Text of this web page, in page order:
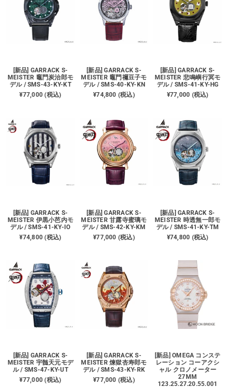
[新品] GARRACK S-
MEISTER 竈門炭治郎モ
デル / SMS-43-KY-KT
¥77,000 (税込)
[新品] GARRACK S-
MEISTER 竈門禰󠄀豆子モ
デル / SMS-40-KY-KN
¥74,800 (税込)
[新品] GARRACK S-
MEISTER 悲鳴嶼行冥モ
デル / SMS-41-KY-HG
¥77,000 (税込)
[新品] GARRACK S-
MEISTER 伊黒小芭内モ
デル / SMS-41-KY-IO
¥74,800 (税込)
[新品] GARRACK S-
MEISTER 甘露寺蜜璃モ
デル / SMS-42-KY-KM
¥77,000 (税込)
[新品] GARRACK S-
MEISTER 時透無一郎モ
デル / SMS-41-KY-TM
¥74,800 (税込)
[新品] GARRACK S-
MEISTER 宇髄天元モデ
ル / SMS-47-KY-UT
¥77,000 (税込)
[新品] GARRACK S-
MEISTER 煉󠄁獄杏寿郎モ
デル / SMS-43-KY-RK
¥77,000 (税込)
[新品] OMEGA コンステ
レーション コーアクシ
ャル クロノメーター
27MM
123.25.27.20.55.001